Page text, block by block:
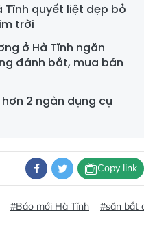
Tĩnh quyết liệt dẹp bỏ
trời
ở Hà Tĩnh ngăn
đánh bắt, mua bán
2 ngàn dụng cụ
Copy link
#Báo mới Hà Tĩnh #săn bắt